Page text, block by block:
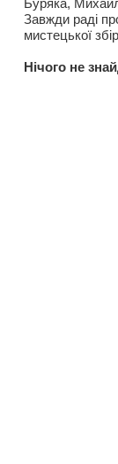
Буряка,
Завжди раді
мистецької
Нiчого не